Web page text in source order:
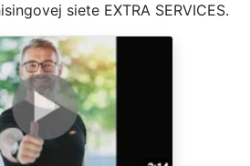
siete EXTRA SERVICES.